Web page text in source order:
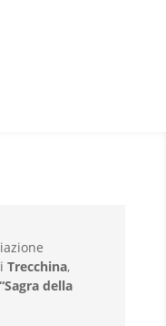
Trecchina,
“Sagra della